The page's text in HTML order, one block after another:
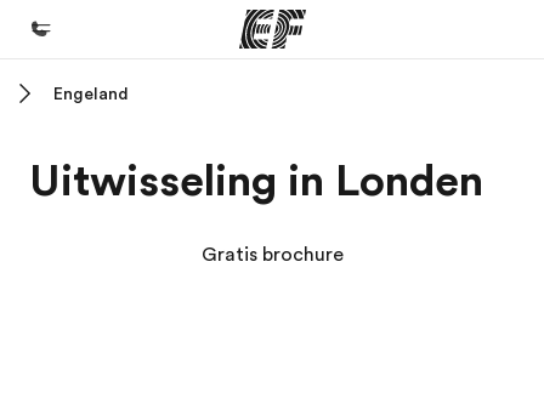
Programma's
Engeland
Uitwisseling in Londen
Gratis brochure